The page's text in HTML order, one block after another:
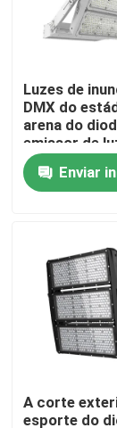
vídeos
SOBRE E.U.
Excursão da
Controle da
Peça umas
Luzes da
LUZ DO
Luz de
Luzes de
DMX do
arena do
emissor de
poder
DALI Enviar
A corte
esporte do